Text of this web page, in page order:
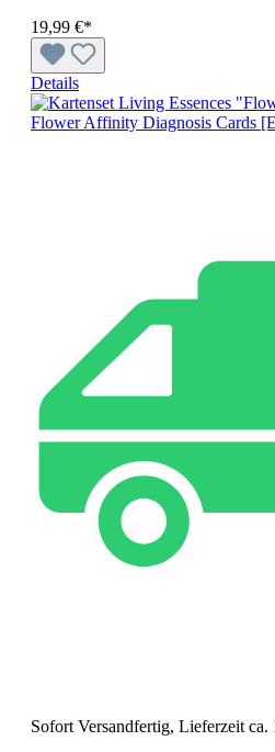
19,99 €*
Details
Flower Affinity Diagnosis Cards
Sofort Versandfertig, Lieferzeit ca.